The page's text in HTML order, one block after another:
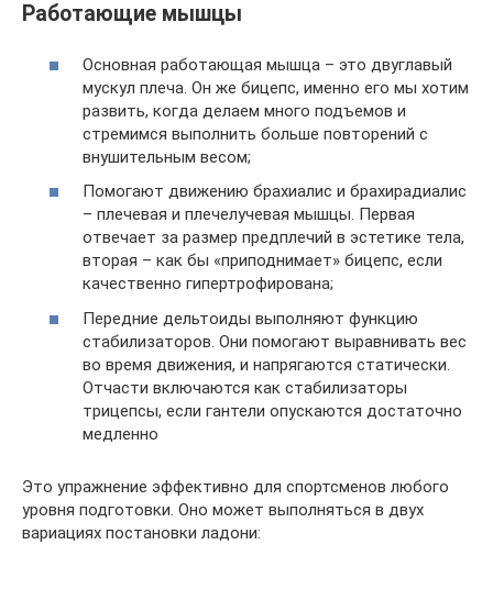
Работающие мышцы
Основная работающая мышца – это двуглавый
мускул плеча. Он же бицепс, именно его мы хотим
развить, когда делаем много подъемов и
стремимся выполнить больше повторений с
внушительным весом;
Помогают движению брахиалис и брахирадиалис
– плечевая и плечелучевая мышцы. Первая
отвечает за размер предплечий в эстетике тела,
вторая – как бы «приподнимает» бицепс, если
качественно гипертрофирована;
Передние дельтоиды выполняют функцию
стабилизаторов. Они помогают выравнивать вес
во время движения, и напрягаются статически.
Отчасти включаются как стабилизаторы
трицепсы, если гантели опускаются достаточно
медленно
Это упражнение эффективно для спортсменов любого
уровня подготовки. Оно может выполняться в двух
вариациях постановки ладони: